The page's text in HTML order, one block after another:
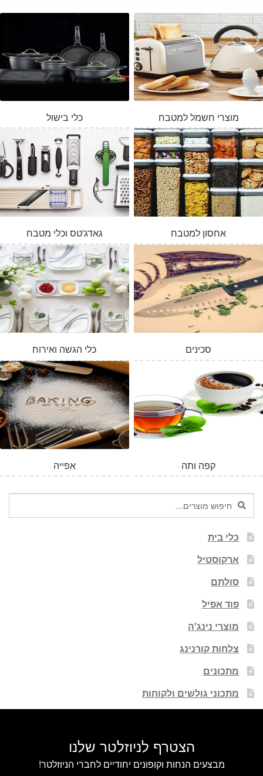
כלי בישול מוצרי חשמל למטבח
גאדג'טס וכלי מטבח אחסון למטבח
כלי הגשה ואירוח סכינים
אפייה קפה ותה
חיפוש
עבור:
חיפוש
כלי בית
ארקוסטיל
סולתם
פוד אפיל
מוצרי נינג'ה
צלחות קורנינג
מתכונים
מתכוני גולשים ולקוחות
הצטרף לניוזלטר שלנו
מבצעים הנחות וקופונים יחודיים לחברי הניוזלטר!